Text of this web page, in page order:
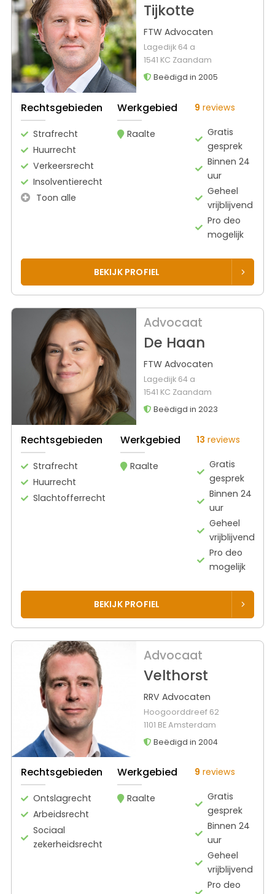
Tijkotte
FTW Advocaten
Lagedijk 64 a
1541 KC Zaandam
Beëdigd in 2005
Rechtsgebieden
Strafrecht
Huurrecht
Verkeersrecht
Insolventierecht
Toon alle
Werkgebied
Raalte
9 reviews
Gratis
gesprek
Binnen 24
uur
Geheel
vrijblijvend
Pro deo
mogelijk
BEKIJK PROFIEL
Advocaat
De Haan
FTW Advocaten
Lagedijk 64 a
1541 KC Zaandam
Beëdigd in 2023
Rechtsgebieden
Strafrecht
Huurrecht
Slachtofferrecht
Werkgebied
Raalte
13 reviews
Gratis
gesprek
Binnen 24
uur
Geheel
vrijblijvend
Pro deo
mogelijk
BEKIJK PROFIEL
Advocaat
Velthorst
RRV Advocaten
Hoogoorddreef 62
1101 BE Amsterdam
Beëdigd in 2004
Rechtsgebieden
Ontslagrecht
Arbeidsrecht
Sociaal
zekerheidsrecht
Werkgebied
Raalte
9 reviews
Gratis
gesprek
Binnen 24
uur
Geheel
vrijblijvend
Pro deo